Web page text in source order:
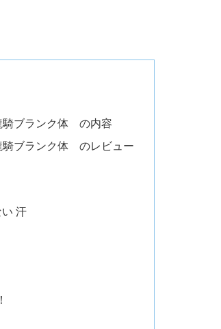
騎ブランク体 の内容
ブランク体 のレビュー
汗